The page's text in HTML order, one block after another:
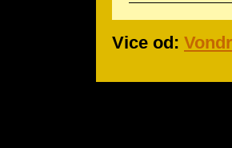
Vice od: